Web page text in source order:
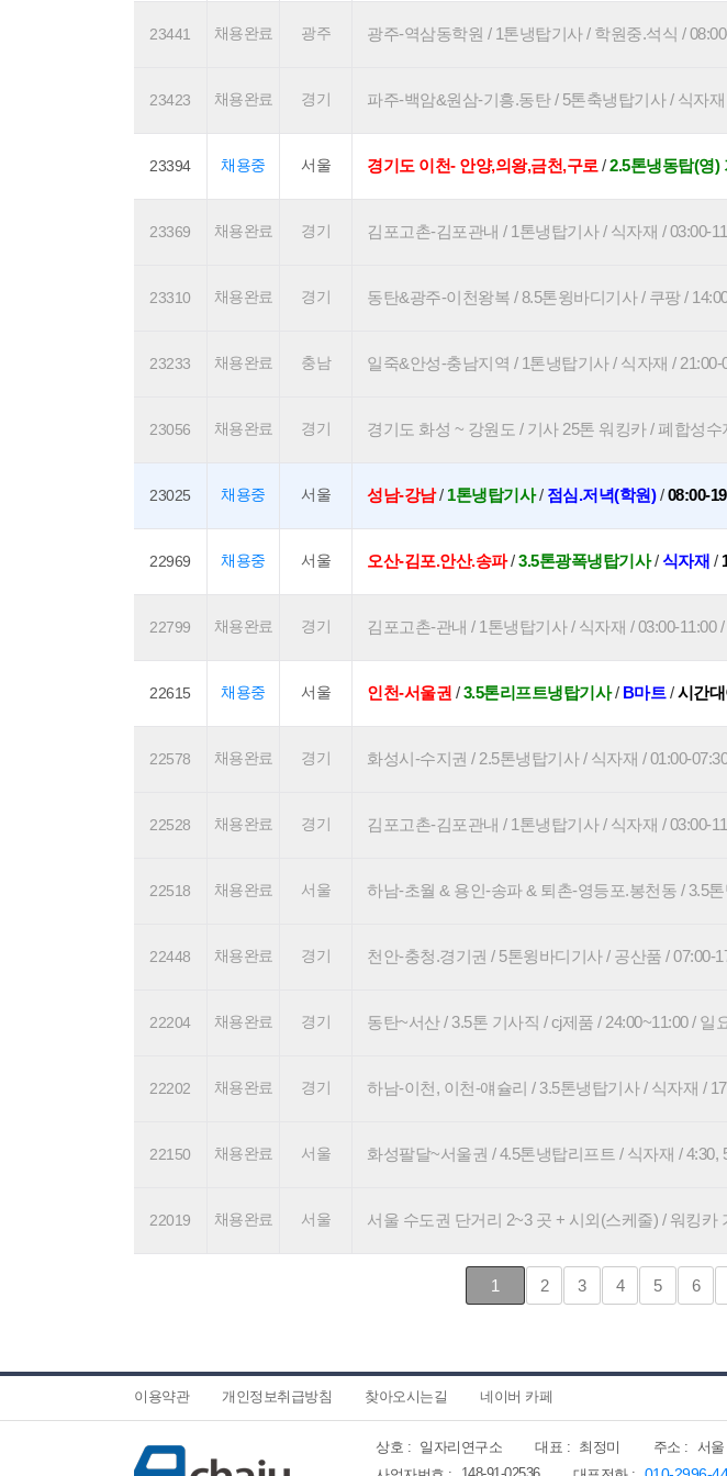
23441 채용완료 광주 광주-역삼동학원 / 1톤냉탑기사 / 학원중.석식 /
23423 채용완료 경기 파주-백암&원삼-기흥.동탄 / 5톤축냉탑기사 / 식자
23394 채용중 서울 경기도 이천- 안양,의왕,금천,구로 /2.5톤냉동탑(영)
23369 채용완료 경기 김포고촌-김포관내 / 1톤냉탑기사 / 식자재 / 03:00-
23310 채용완료 경기 동탄&광주-이천왕복 / 8.5톤윙바디기사 / 쿠팡 /
23233 채용완료 충남 일죽&안성-충남지역 / 1톤냉탑기사 / 식자재 /
23056 채용완료 경기 경기도 화성 ~ 강원도 / 기사 25톤 워킹카 / 폐합성수
23025 채용중 서울 성남-강남/ 1톤냉탑기사/ 점심.저녁(학원)/08:00-
22969 채용중 서울 오산-김포.안산.송파/3.5톤광폭냉탑기사/식자재 /
22799 채용완료 경기 김포고촌-관내 / 1톤냉탑기사 / 식자재 / 03:00-11:00
22615 채용중 서울 인천-서울권 /3.5톤리프트냉탑기사/ B마트/시간
22578 채용완료 경기 화성시-수지권 / 2.5톤냉탑기사 / 식자재 / 01:00-
22528 채용완료 경기 김포고촌-김포관내 / 1톤냉탑기사 / 식자재 / 03:00-
22518 채용완료 서울 하남-초월 & 용인-송파 & 퇴촌-영등포.봉천동 / 3.5
22448 채용완료 경기 천안-충청.경기권 / 5톤윙바디기사 / 공산품 / 07:00-
22204 채용완료 경기 동탄~서산 / 3.5톤 기사직 / cj제품 / 24:00~11:00 / 일
22202 채용완료 경기 하남-이천, 이천-얘슐리 / 3.5톤냉탑기사 / 식자재 /
22150 채용완료 서울 화성팔달~서울권 / 4.5톤냉탑리프트 / 식자재 / 4:30,
22019 채용완료 서울 서울 수도권 단거리 2~3 곳 + 시외(스케줄) / 워킹카
1 2 3 4 5 6
이용약관 개인정보취급방침 찾아오시는길 네이버 카페
상호 : 일자리연구소 대표 : 최정미 주소 : 서울